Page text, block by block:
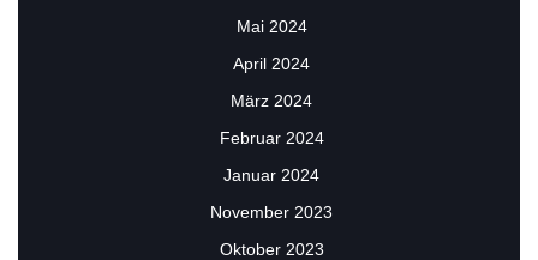
Mai 2024
April 2024
März 2024
Februar 2024
Januar 2024
November 2023
Oktober 2023